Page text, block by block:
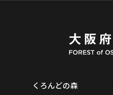
くろんどの森